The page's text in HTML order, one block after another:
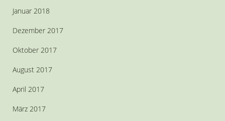
Januar 2018
Dezember 2017
Oktober 2017
August 2017
April 2017
März 2017